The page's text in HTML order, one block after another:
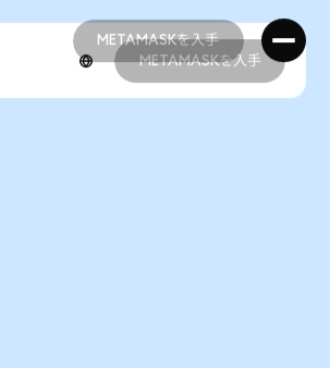
METAMASKを入手
METAMASKを入手
METAMASKを入手